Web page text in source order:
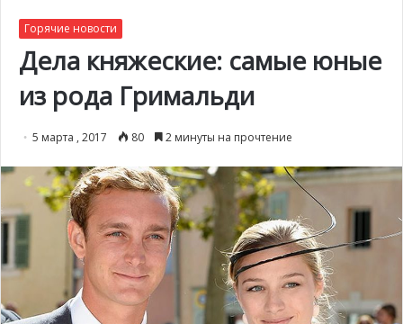
Горячие новости
Дела княжеские: самые юные
из рода Гримальди
5 марта , 2017 80 2 минуты на прочтение